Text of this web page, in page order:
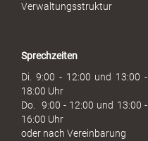
u
h
Verwaltungsstruktur
Sprechzeiten
Di. 9:00 - 12:00 und 13:00 -
18:00 Uhr
Do. 9:00 - 12:00 und 13:00 -
16:00 Uhr
oder nach Vereinbarung